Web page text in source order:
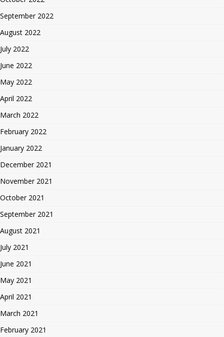
September 2022
August 2022
July 2022
June 2022
May 2022
April 2022
March 2022
February 2022
January 2022
December 2021
November 2021
October 2021
September 2021
August 2021
July 2021
June 2021
May 2021
April 2021
March 2021
February 2021